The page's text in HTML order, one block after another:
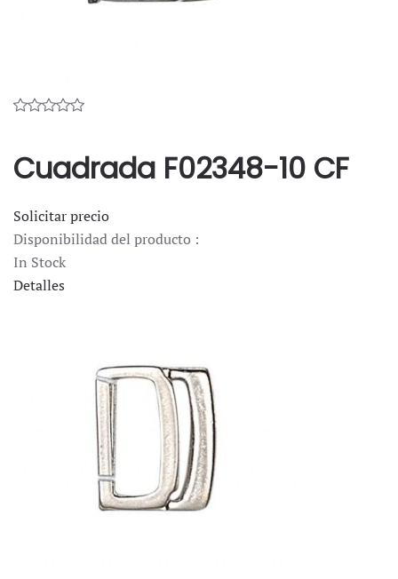
Cuadrada F02348-10 CF
Solicitar precio
Disponibilidad del producto :
In Stock
Detalles